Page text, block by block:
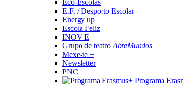
Eco-Escolas
E.F. / Desporto Escolar
Energy up
Escola Feliz
INOV E
Grupo de teatro AbreMundos
Mexe-te +
Newsletter
PNC
Programa